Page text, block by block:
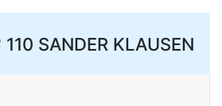
SANDER KLAUSEN